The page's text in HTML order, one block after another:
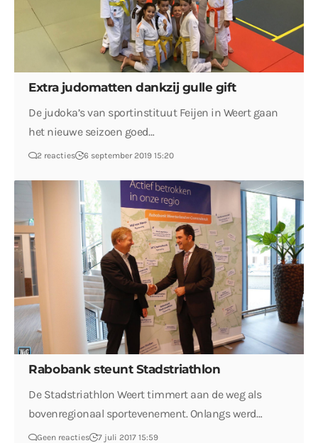
Extra judomatten dankzij gulle gift
De judoka’s van sportinstituut Feijen in Weert gaan
het nieuwe seizoen goed…
2 reacties 6 september 2019 15:20
Rabobank steunt Stadstriathlon
De Stadstriathlon Weert timmert aan de weg als
bovenregionaal sportevenement. Onlangs werd…
Geen reacties 7 juli 2017 15:59